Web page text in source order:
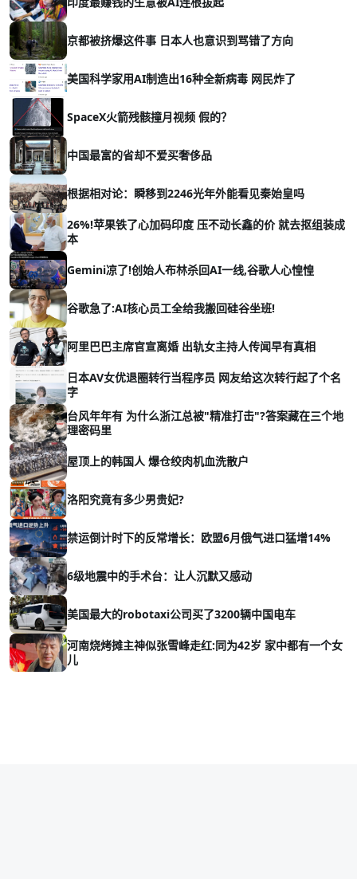
京都被挤爆这件事 日本人也意识到骂错了方向
美国科学家用AI制造出16种全新病毒 网民炸了
SpaceX火箭残骸撞月视频 假的？
中国最富的省却不爱买奢侈品
根据相对论：瞬移到2246光年外能看见秦始皇吗
26%!苹果铁了心加码印度 压不动长鑫的价 就去抠组装成
本
Gemini凉了!创始人布林杀回AI一线,谷歌人心惶惶
谷歌急了:AI核心员工全给我搬回硅谷坐班!
阿里巴巴主席官宣离婚 出轨女主持人传闻早有真相
日本AV女优退圈转行当程序员 网友给这次转行起了个名
字
台风年年有 为什么浙江总被"精准打击"?答案藏在三个地
理密码里
屋顶上的韩国人 爆仓绞肉机血洗散户
洛阳究竟有多少男贵妃?
禁运倒计时下的反常增长：欧盟6月俄气进口猛增14%
6级地震中的手术台：让人沉默又感动
美国最大的robotaxi公司买了3200辆中国电车
河南烧烤摊主神似张雪峰走红:同为42岁 家中都有一个女
儿